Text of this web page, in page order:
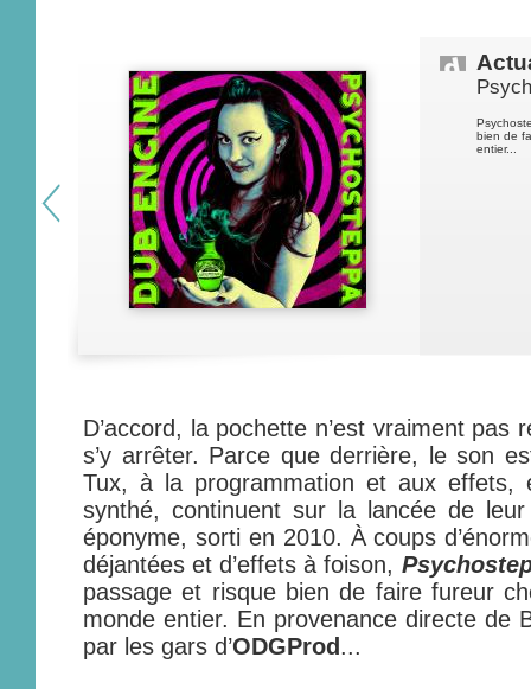
bien de
entier...
D’accord, la pochette n’est vraiment pas
s’y arrêter. Parce que derrière, le son
Tux, à la programmation et aux
synthé, continuent sur la lancée de
éponyme, sorti en 2010. À coups
déjantées et d’effets à foison,
passage et risque bien de faire fureur
monde entier. En provenance directe de
par les gars d’ODGProd ...